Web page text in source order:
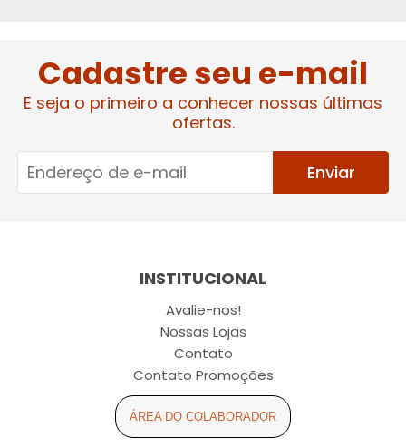
Cadastre seu e-mail
E seja o primeiro a conhecer nossas últimas
ofertas.
Enviar
INSTITUCIONAL
Avalie-nos!
Nossas Lojas
Contato
Contato Promoções
ÁREA DO COLABORADOR